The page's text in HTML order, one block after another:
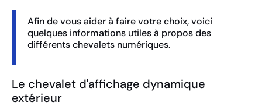
Afin de vous aider à faire votre choix, voici
quelques informations utiles à propos des
différents chevalets numériques.
Le chevalet d'affichage dynamique
extérieur